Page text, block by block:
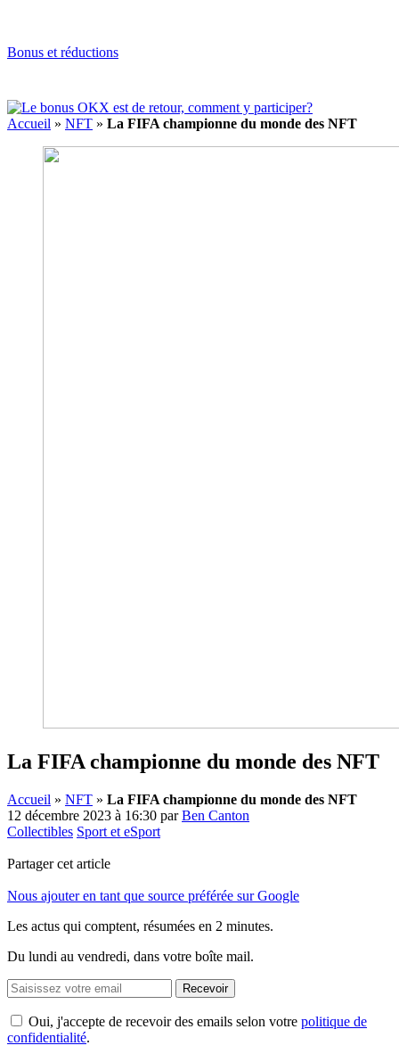
Bonus et réductions
Accueil » NFT » La FIFA championne du monde des NFT
La FIFA championne du monde des NFT
Accueil » NFT » La FIFA championne du monde des NFT
12 décembre 2023 à 16:30 parBen Canton
Collectibles Sport et eSport
Partager cet article
Nous ajouter en tant que source préférée sur Google
Les actus qui comptent, résumées en 2 minutes.
Du lundi au vendredi, dans votre boîte mail.
Recevoir
Oui, j'accepte de recevoir des emails selon votre politique de
confidentialité.